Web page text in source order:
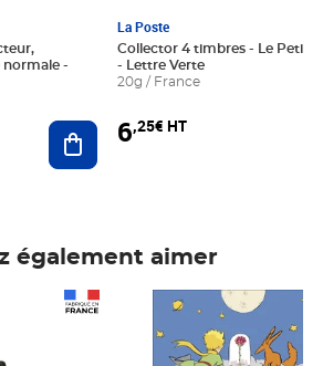
Ajouter au panier
La Poste
Collector 4 timbres - Le Petit
- Lettre Verte
20g / France
6,25€ HT
également aimer
Prix 6,25€ HT